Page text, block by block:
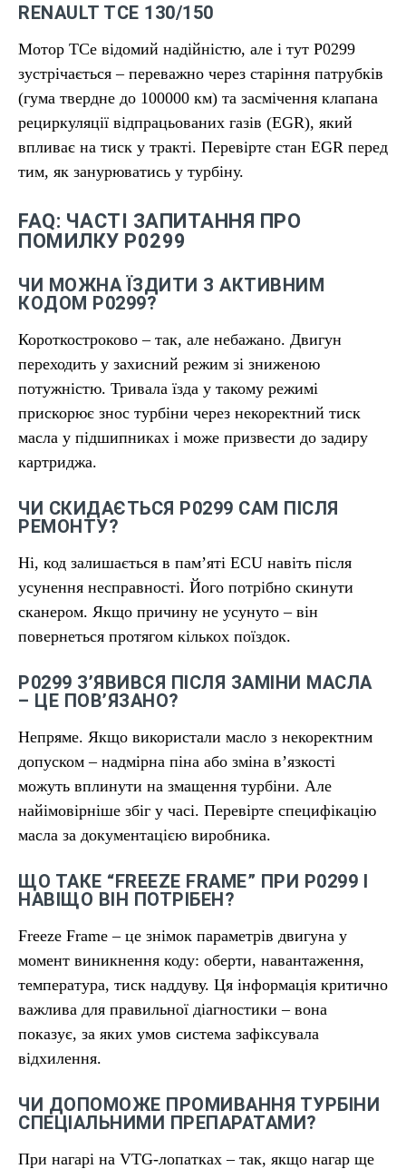
RENAULT TCE 130/150
Мотор TCe відомий надійністю, але і тут P0299
зустрічається – переважно через старіння патрубків
(гума твердне до 100000 км) та засмічення клапана
рециркуляції відпрацьованих газів (EGR), який
впливає на тиск у тракті. Перевірте стан EGR перед
тим, як занурюватись у турбіну.
FAQ: ЧАСТІ ЗАПИТАННЯ ПРО
ПОМИЛКУ P0299
ЧИ МОЖНА ЇЗДИТИ З АКТИВНИМ
КОДОМ P0299?
Короткостроково – так, але небажано. Двигун
переходить у захисний режим зі зниженою
потужністю. Тривала їзда у такому режимі
прискорює знос турбіни через некоректний тиск
масла у підшипниках і може призвести до задиру
картриджа.
ЧИ СКИДАЄТЬСЯ P0299 САМ ПІСЛЯ
РЕМОНТУ?
Ні, код залишається в пам’яті ECU навіть після
усунення несправності. Його потрібно скинути
сканером. Якщо причину не усунуто – він
повернеться протягом кількох поїздок.
P0299 З’ЯВИВСЯ ПІСЛЯ ЗАМІНИ МАСЛА
– ЦЕ ПОВ’ЯЗАНО?
Непряме. Якщо використали масло з некоректним
допуском – надмірна піна або зміна в’язкості
можуть вплинути на змащення турбіни. Але
найімовірніше збіг у часі. Перевірте специфікацію
масла за документацією виробника.
ЩО ТАКЕ “FREEZE FRAME” ПРИ P0299 І
НАВІЩО ВІН ПОТРІБЕН?
Freeze Frame – це знімок параметрів двигуна у
момент виникнення коду: оберти, навантаження,
температура, тиск наддуву. Ця інформація критично
важлива для правильної діагностики – вона
показує, за яких умов система зафіксувала
відхилення.
ЧИ ДОПОМОЖЕ ПРОМИВАННЯ ТУРБІНИ
СПЕЦІАЛЬНИМИ ПРЕПАРАТАМИ?
При нагарі на VTG-лопатках – так, якщо нагар ще